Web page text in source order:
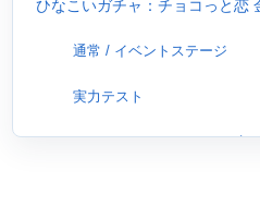
ひなこいガチャ：チョコっと恋
通常 / イベントステージ
実力テスト
ひなこいガチャ：チョコっと恋